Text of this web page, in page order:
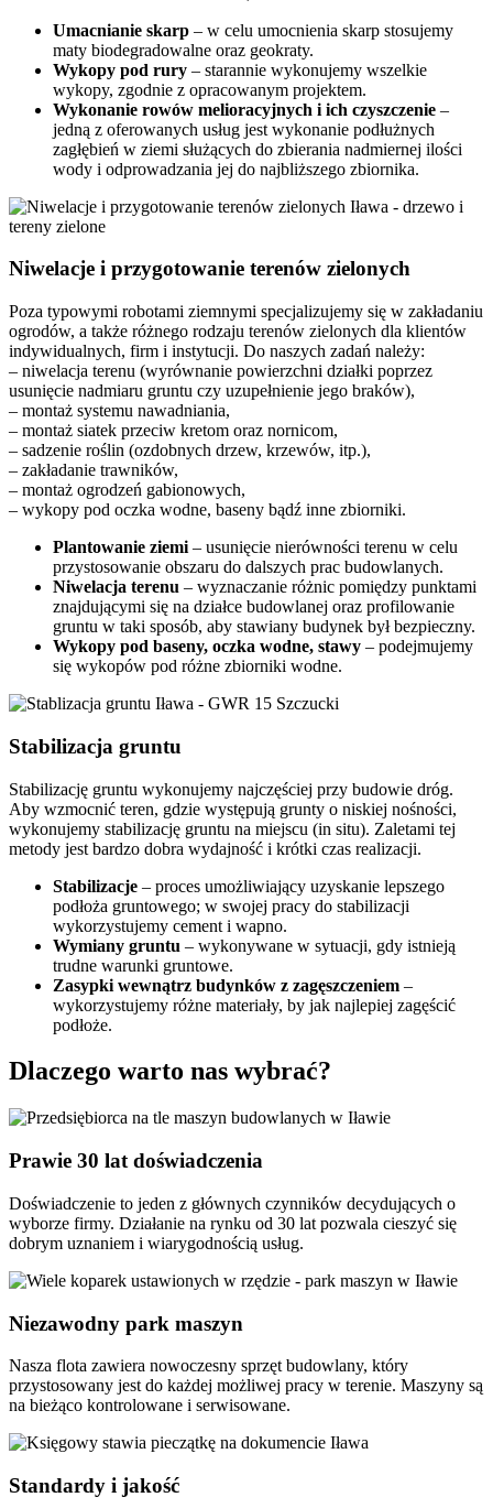
Umacnianie skarp – w celu umocnienia skarp stosujemy
maty biodegradowalne oraz geokraty.
Wykopy pod rury – starannie wykonujemy wszelkie
wykopy, zgodnie z opracowanym projektem.
Wykonanie rowów melioracyjnych i ich czyszczenie –
jedną z oferowanych usług jest wykonanie podłużnych
zagłębień w ziemi służących do zbierania nadmiernej ilości
wody i odprowadzania jej do najbliższego zbiornika.
Niwelacje i przygotowanie terenów zielonych
Poza typowymi robotami ziemnymi specjalizujemy się w zakładaniu
ogrodów, a także różnego rodzaju terenów zielonych dla klientów
indywidualnych, firm i instytucji. Do naszych zadań należy:
– niwelacja terenu (wyrównanie powierzchni działki poprzez
usunięcie nadmiaru gruntu czy uzupełnienie jego braków),
– montaż systemu nawadniania,
– montaż siatek przeciw kretom oraz nornicom,
– sadzenie roślin (ozdobnych drzew, krzewów, itp.),
– zakładanie trawników,
– montaż ogrodzeń gabionowych,
– wykopy pod oczka wodne, baseny bądź inne zbiorniki.
Plantowanie ziemi – usunięcie nierówności terenu w celu
przystosowanie obszaru do dalszych prac budowlanych.
Niwelacja terenu – wyznaczanie różnic pomiędzy punktami
znajdującymi się na działce budowlanej oraz profilowanie
gruntu w taki sposób, aby stawiany budynek był bezpieczny.
Wykopy pod baseny, oczka wodne, stawy – podejmujemy
się wykopów pod różne zbiorniki wodne.
Stabilizacja gruntu
Stabilizację gruntu wykonujemy najczęściej przy budowie dróg.
Aby wzmocnić teren, gdzie występują grunty o niskiej nośności,
wykonujemy stabilizację gruntu na miejscu (in situ). Zaletami tej
metody jest bardzo dobra wydajność i krótki czas realizacji.
Stabilizacje – proces umożliwiający uzyskanie lepszego
podłoża gruntowego; w swojej pracy do stabilizacji
wykorzystujemy cement i wapno.
Wymiany gruntu – wykonywane w sytuacji, gdy istnieją
trudne warunki gruntowe.
Zasypki wewnątrz budynków z zagęszczeniem –
wykorzystujemy różne materiały, by jak najlepiej zagęścić
podłoże.
Dlaczego warto nas wybrać?
Prawie 30 lat doświadczenia
Doświadczenie to jeden z głównych czynników decydujących o
wyborze firmy. Działanie na rynku od 30 lat pozwala cieszyć się
dobrym uznaniem i wiarygodnością usług.
Niezawodny park maszyn
Nasza flota zawiera nowoczesny sprzęt budowlany, który
przystosowany jest do każdej możliwej pracy w terenie. Maszyny są
na bieżąco kontrolowane i serwisowane.
Standardy i jakość